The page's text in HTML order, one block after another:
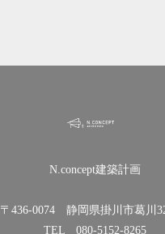
N.concept建築計画
〒436-0074 静岡県掛川市葛川
TEL 080-5152-8265